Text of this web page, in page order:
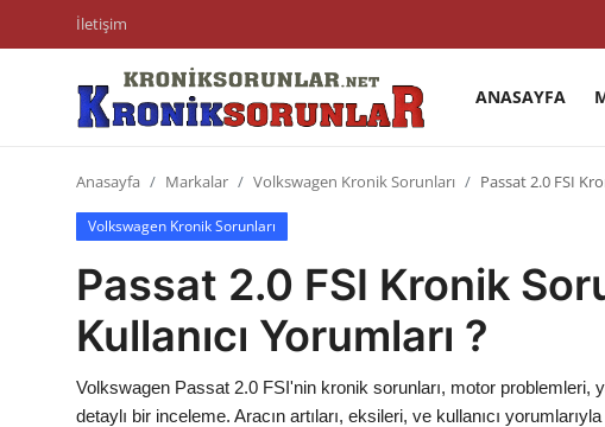
İletişim
ANASAYFA
Trafik & Cezalar
Sigorta & Kasko
Vergi & ÖTV & MTV
Anasayfa Markalar Volkswagen Kronik Sorunları Passat 2.0 FSI
Volkswagen Kronik Sorunları
Passat 2.0 FSI Kronik
Kullanıcı Yorumları ?
Volkswagen Passat 2.0 FSI'nin kronik sorunları, motor problemleri,
detaylı bir inceleme. Aracın artıları, eksileri, ve kullanıcı